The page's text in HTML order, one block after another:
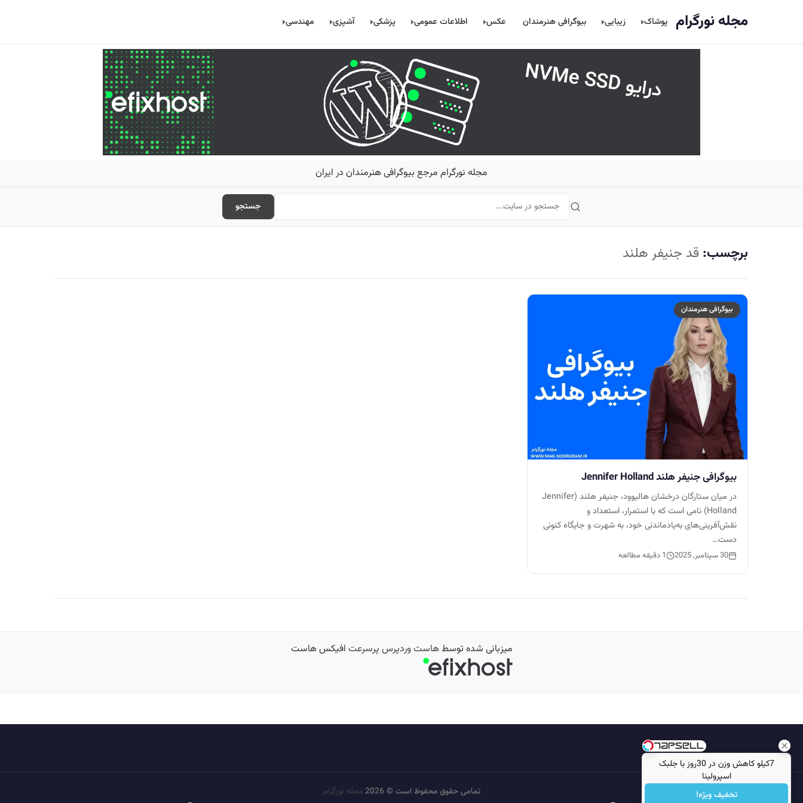
7کیلو کاهش وزن در 30روز با جلبک
اسپرولینا
تخفیف ویژه!
مجله نورگرام پوشاک زیبایی بیوگرافی هنرمندان عکس اطلاعات عمومی پزشکی آشپزی مهندسی
مجله نورگرام مرجع بیوگرافی هنرمندان در ایران
جستجو
برچسب: قد جنیفر هلند
بیوگرافی هنرمندان
بیوگرافی جنیفر هلند Jennifer Holland
در میان ستارگان درخشان هالیوود، جنیفر هلند (Jennifer
Holland) نامی است که با استمرار، استعداد و
نقش‌آفرینی‌های به‌یادماندنی خود، به شهرت و جایگاه کنونی
دست…
30 سپتامبر, 2025 1 دقیقه مطالعه
میزبانی شده توسطهاست وردپرس پرسرعت افیکس هاست
تمامی حقوق محفوظ است © 2026 مجله نورگرام